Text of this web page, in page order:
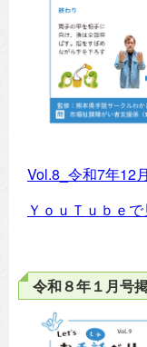
Vol.8_令和7年12
ＹｏｕＴｕｂｅ
令和８年１月号